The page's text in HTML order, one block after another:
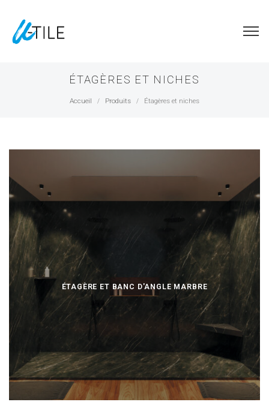
ÉTAGÈRES ET NICHES
Accueil / Produits / Étagères et niches
ÉTAGÈRE ET BANC D'ANGLE MARBRE